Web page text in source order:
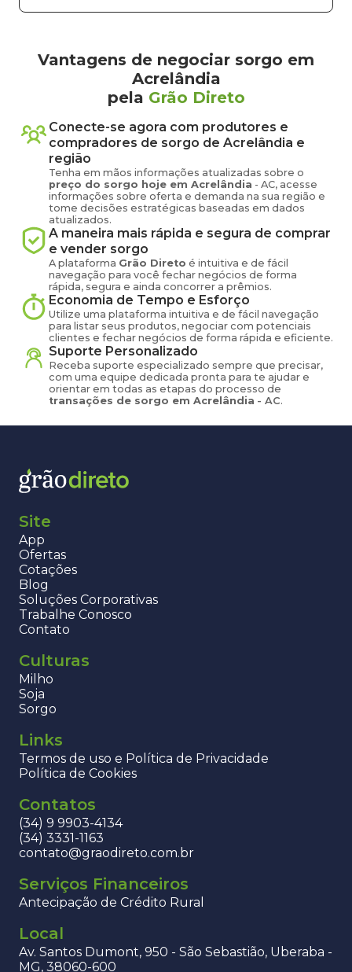
Vantagens de negociar sorgo em
Acrelândia
pela Grão Direto
Conecte-se agora com produtores e
compradores de sorgo de Acrelândia e
região
Tenha em mãos informações atualizadas sobre o
preço do sorgo hoje em Acrelândia - AC, acesse
informações sobre oferta e demanda na sua região e
tome decisões estratégicas baseadas em dados
atualizados.
A maneira mais rápida e segura de comprar
e vender sorgo
A plataforma Grão Direto é intuitiva e de fácil
navegação para você fechar negócios de forma
rápida, segura e ainda concorrer a prêmios.
Economia de Tempo e Esforço
Utilize uma plataforma intuitiva e de fácil navegação
para listar seus produtos, negociar com potenciais
clientes e fechar negócios de forma rápida e eficiente.
Suporte Personalizado
Receba suporte especializado sempre que precisar,
com uma equipe dedicada pronta para te ajudar e
orientar em todas as etapas do processo de
transações de sorgo em Acrelândia - AC.
Site
App
Ofertas
Cotações
Blog
Soluções Corporativas
Trabalhe Conosco
Contato
Culturas
Milho
Soja
Sorgo
Links
Termos de uso e Política de Privacidade
Política de Cookies
Contatos
(34) 9 9903-4134
(34) 3331-1163
contato@graodireto.com.br
Serviços Financeiros
Antecipação de Crédito Rural
Local
Av. Santos Dumont, 950 - São Sebastião, Uberaba -
MG, 38060-600